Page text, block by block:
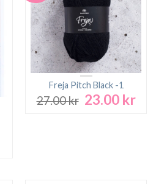
Freja Pitch Black -1
27.00kr Det
23.00 krDet